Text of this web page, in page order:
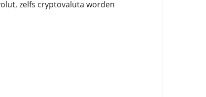
zelfs cryptovaluta worden